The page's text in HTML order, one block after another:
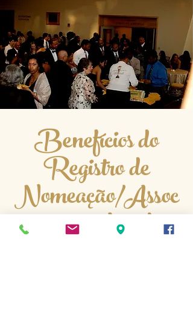
Benefícios do
Registro de
Nomeação/Assoc
iação Anual